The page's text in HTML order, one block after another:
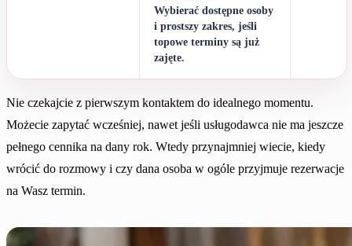
Wybierać dostępne osoby
i prostszy zakres, jeśli
topowe terminy są już
zajęte.
Nie czekajcie z pierwszym kontaktem do idealnego momentu.
Możecie zapytać wcześniej, nawet jeśli usługodawca nie ma jeszcze
pełnego cennika na dany rok. Wtedy przynajmniej wiecie, kiedy
wrócić do rozmowy i czy dana osoba w ogóle przyjmuje rezerwacje
na Wasz termin.